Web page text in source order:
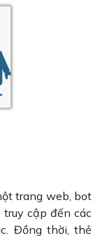
trang web, bot
cập đến các
Đồng thời, thẻ